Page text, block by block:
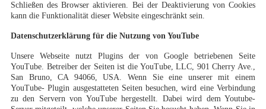
Schließen des Browser aktivieren. Bei der Deaktivierung von Cookies
kann die Funktionalität dieser Website eingeschränkt sein.
Datenschutzerklärung für die Nutzung von YouTube
Unsere Webseite nutzt Plugins der von Google betriebenen Seite
YouTube. Betreiber der Seiten ist die YouTube, LLC, 901 Cherry Ave.,
San Bruno, CA 94066, USA. Wenn Sie eine unserer mit einem
YouTube- Plugin ausgestatteten Seiten besuchen, wird eine Verbindung
zu den Servern von YouTube hergestellt. Dabei wird dem Youtube-